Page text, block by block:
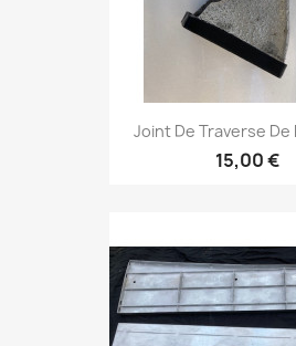
Joint De Traverse De
15,00 €